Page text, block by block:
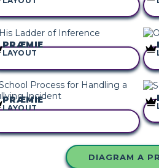
DETTE STORYBOARD
DETTE STORYBOARD
PRÆMIE
LAYOUT
PRÆMIE
LAYOUT
DIAGRAM A